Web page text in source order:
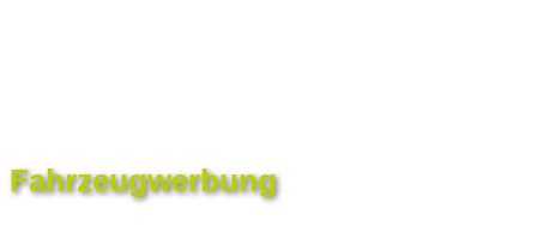
Fahrzeugwerbung